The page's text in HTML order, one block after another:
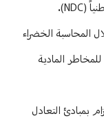
المحاسبة الخضراء
للمخاطر المادية
بمبادئ التعادل